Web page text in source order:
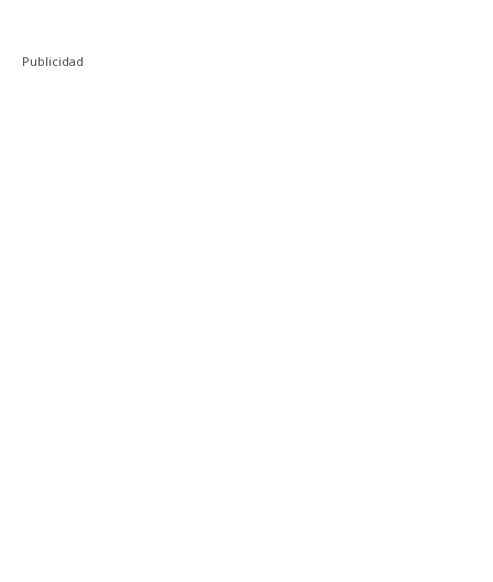
Publicidad